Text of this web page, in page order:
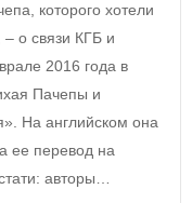
которого хотели
о связи КГБ и
2016 года в
Пачепы и
На английском она
ее перевод на
авторы…